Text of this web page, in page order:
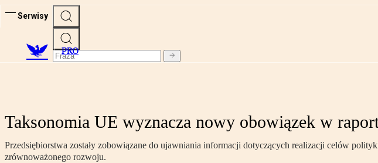
Serwisy
PRO
Taksonomia UE wyznacza nowy obowiązek w
Przedsiębiorstwa zostały zobowiązane do ujawniania informacji dotyczących realizacji celów
zrównoważonego rozwoju.